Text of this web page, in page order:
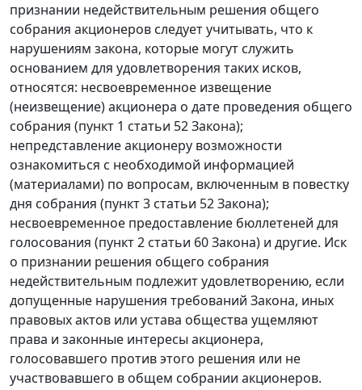
признании недействительным решения общего
собрания акционеров следует учитывать, что к
нарушениям закона, которые могут служить
основанием для удовлетворения таких исков,
относятся: несвоевременное извещение
(неизвещение) акционера о дате проведения общего
собрания (пункт 1 статьи 52Закона);
непредставление акционеру возможности
ознакомиться с необходимой информацией
(материалами) по вопросам, включенным в повестку
дня собрания (пункт 3 статьи 52Закона);
несвоевременное предоставление бюллетеней для
голосования (пункт 2 статьи 60Закона) и другие. Иск
о признании решения общего собрания
недействительным подлежит удовлетворению, если
допущенные нарушения требований Закона, иных
правовых актов или устава общества ущемляют
права и законные интересы акционера,
голосовавшего против этого решения или не
участвовавшего в общем собрании акционеров.